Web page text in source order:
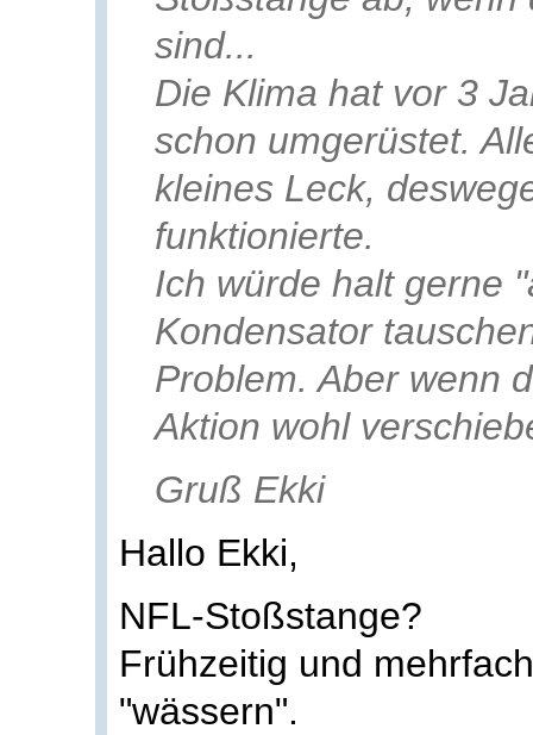
sind...
Die Klima hat vor 3
schon umgerüstet.
kleines Leck,
funktionierte.
Ich würde halt gerne
Kondensator
Problem. Aber wenn
Aktion wohl
Gruß Ekki
Hallo Ekki,
NFL-Stoßstange?
Frühzeitig und
"wässern".